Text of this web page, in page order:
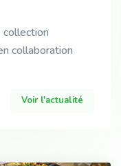
collection
collaboration
Voir l'actualité